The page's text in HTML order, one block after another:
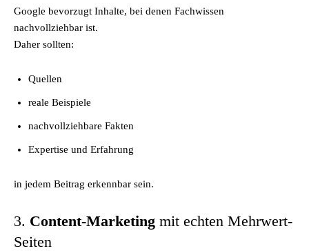
Google bevorzugt Inhalte, bei denen Fachwissen
nachvollziehbar ist.
Daher sollten:
Quellen
reale Beispiele
nachvollziehbare Fakten
Expertise und Erfahrung
in jedem Beitrag erkennbar sein.
3. Content-Marketing mit echten Mehrwert-
Seiten